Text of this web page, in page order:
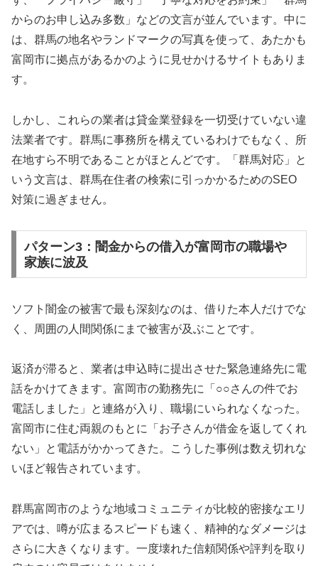
からのお申し込み多数」などの文言が並んでいます。中に
は、群馬の地名やランドマークの写真を使って、あたかも
富岡市に拠点があるかのように見せかけるサイトもありま
す。
しかし、これらの業者は貸金業登録を一切受けていない違
法業者です。群馬に事務所を構えているわけでもなく、所
在地すら不明であることがほとんどです。「群馬対応」と
いう文言は、群馬在住者の検索に引っかかるためのSEO
対策に過ぎません。
パターン3：闇金からの借入が富岡市の職場や
家族に波及
ソフト闇金の被害で最も深刻なのは、借りた本人だけでな
く、周囲の人間関係にまで被害が及ぶことです。
返済が滞ると、業者は申込時に提出させた緊急連絡先に電
話をかけてきます。富岡市の勤務先に「○○さんの件でお
電話しました」と連絡が入り、職場にいられなくなった。
富岡市に住む両親のもとに「お子さんが借金を返してくれ
ない」と電話がかかってきた。こうした事例は数え切れな
いほど報告されています。
群馬富岡市のような地域コミュニティが比較的密接なエリ
アでは、噂が広まるスピードも速く、精神的なダメージは
さらに大きくなります。一度壊れた信頼関係や評判を取り